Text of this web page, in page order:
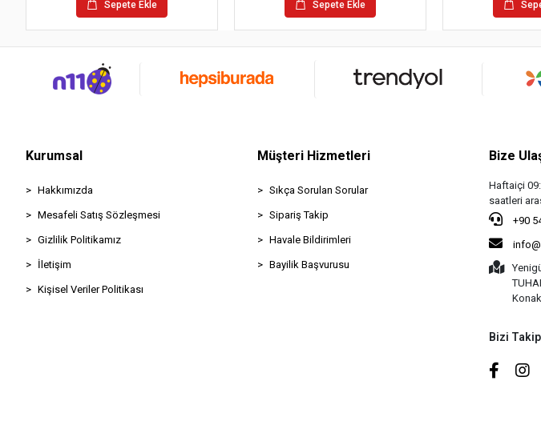
Sepete Ekle Sepete Ekle
Kurumsal
Hakkımızda
Mesafeli Satış Sözleşmesi
Gizlilik Politikamız
İletişim
Kişisel Veriler Politikası
Müşteri Hizmetleri
Sıkça Sorulan Sorular
Sipariş Takip
Havale Bildirimleri
Bayilik Başvurusu
Bize
Haftaiçi
saatleri
+90
Bizi